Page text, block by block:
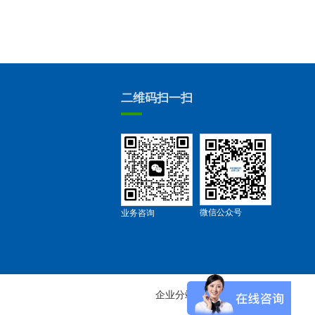
二维码扫一扫
业务咨询 微信公众号
企业分站 网站地图 RSS XML